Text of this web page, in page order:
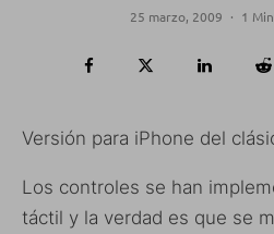
25 marzo, 2009 · 1
Versión para iPhone del
Los controles se han
táctil y la verdad es que se